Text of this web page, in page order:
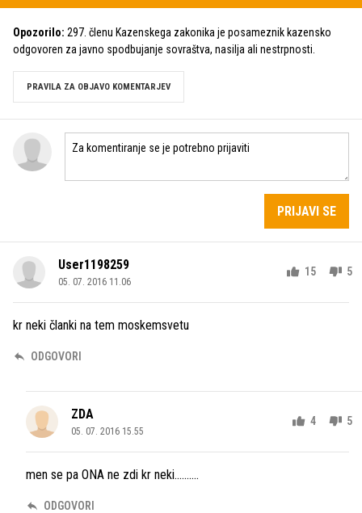
Opozorilo: 297. členu Kazenskega zakonika je posameznik kazensko
odgovoren za javno spodbujanje sovraštva, nasilja ali nestrpnosti.
PRAVILA ZA OBJAVO KOMENTARJEV
PRIJAVI SE
User1198259
05. 07. 2016 11.06
15 5
kr neki članki na tem moskemsvetu
ODGOVORI
ZDA
05. 07. 2016 15.55
4 5
men se pa ONA ne zdi kr neki..........
ODGOVORI